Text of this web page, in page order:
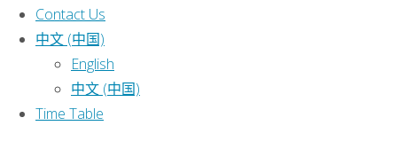
Contact Us
中文 (中国)
English
中文 (中国)
Time Table